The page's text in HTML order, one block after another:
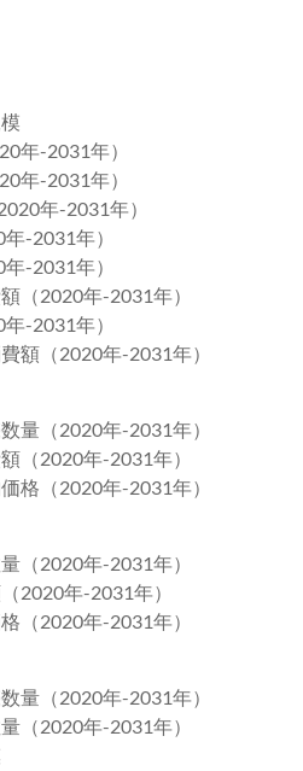
年-2031年）
年-2031年）
年-2031年）
-2031年）
-2031年）
（2020年-2031年）
-2031年）
額（2020年-2031年）
量（2020年-2031年）
（2020年-2031年）
格（2020年-2031年）
（2020年-2031年）
2020年-2031年）
（2020年-2031年）
量（2020年-2031年）
（2020年-2031年）